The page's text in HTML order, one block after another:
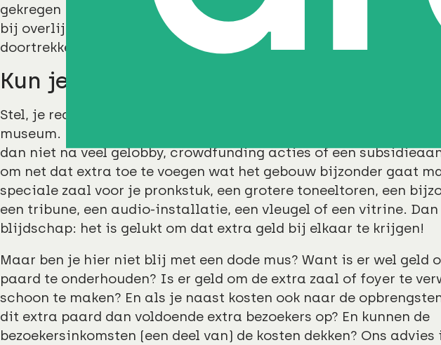
gekregen paard helemaal onderdeel is geworden van je
bij overlijden geen geld hebt voor een nieuw paard? Deze
doortrekken naar veel cultureel en maatschappelijk vastgoed.
Kun je een gegeven paard weigeren?
Stel, je realiseert een nieuw gebouw of een verbouwing van een
museum. Er is geld voor een basis gebouw, maar niet voor extra’s.
dan niet na veel gelobby, crowdfunding acties of een
om net dat extra toe te voegen wat het gebouw bijzonder gaat
speciale zaal voor je pronkstuk, een grotere toneeltoren, een
een tribune, een audio-installatie, een vleugel of een vitrine. Dan
blijdschap: het is gelukt om dat extra geld bij elkaar te krijgen!
Maar ben je hier niet blij met een dode mus? Want is er wel geld
paard te onderhouden? Is er geld om de extra zaal of foyer te
schoon te maken? En als je naast kosten ook naar de
dit extra paard dan voldoende extra bezoekers op? En kunnen de
bezoekersinkomsten (een deel van) de kosten dekken? Ons advies